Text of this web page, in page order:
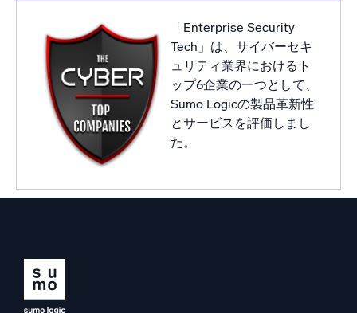
「Enterprise Security
Tech」は、サイバーセキ
ュリティ業界におけるト
ップ6企業の一つとして、
Sumo Logicの製品革新性
とサービスを評価しまし
た。